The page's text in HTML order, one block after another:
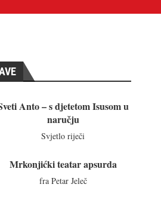
Anto – s djetetom Isusom u
naručju
Svjetlo riječi
Mrkonjićki teatar apsurda
fra Petar Jeleč